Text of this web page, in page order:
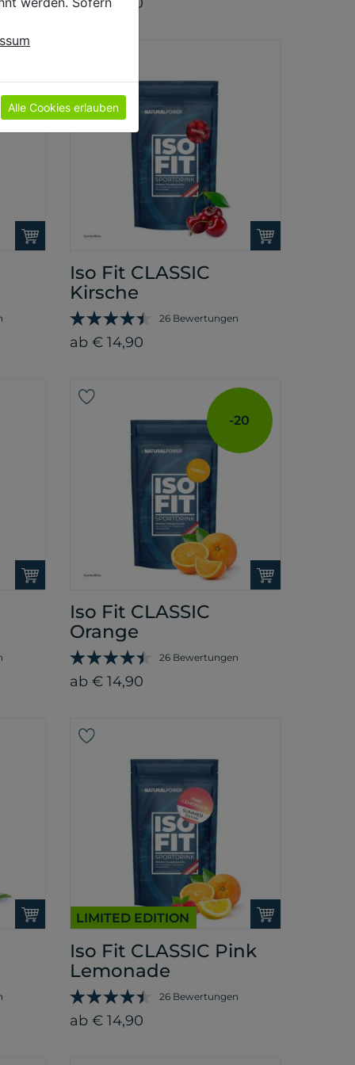
Iso Fit CLASSIC
Kirsche
26 Bewertungen
ab € 14,90
-20
Iso Fit CLASSIC
Orange
26 Bewertungen
ab € 14,90
LIMITED EDITION
Iso Fit CLASSIC Pink
Lemonade
26 Bewertungen
ab € 14,90
Alle Cookies erlauben